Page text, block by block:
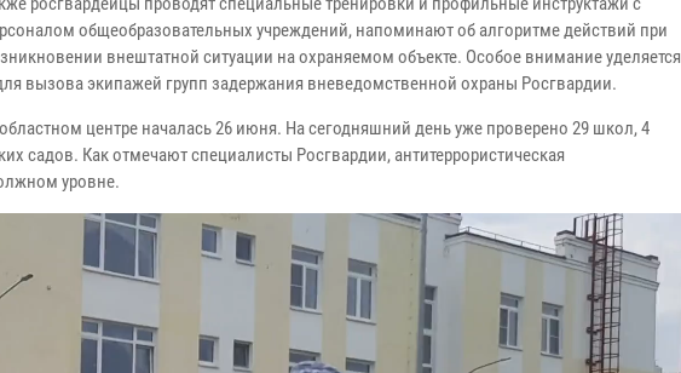
общеобразовательных учреждений, напоминают об алгоритме действий при
внештатной ситуации на охраняемом объекте. Особое внимание уделяется
вызова экипажей групп задержания вневедомственной охраны Росгвардии.
центре началась 26 июня. На сегодняшний день уже проверено 29 школ, 4
садов. Как отмечают специалисты Росгвардии, антитеррористическая
уровне.